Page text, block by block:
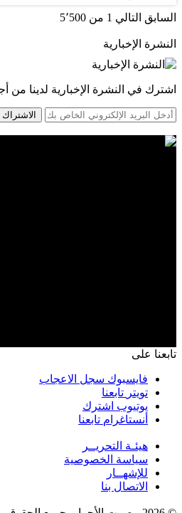
السابق التالي 1 من 5٬500
النشرة الإخبارية
اشترك في النشرة الإخبارية لدينا من
الاشتراك
تابعنا على
فايسبوك سجل الاعجاب
تويتر تابعنا
يوتيوب اشترك
أنستاغرام تابعنا
هيئـة التحريــر
سياسة الخصوصية
للإشهــار
الاتصال بنا